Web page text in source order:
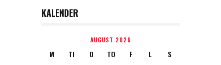
KALENDER
AUGUST 2026
M TI O TO F L S